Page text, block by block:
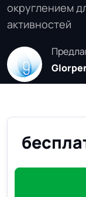
округлением
активностей